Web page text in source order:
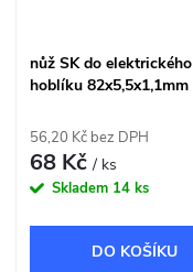
nůž SK do elektrického
hoblíku 82x5,5x1,1mm
56,20 Kč bez DPH
68 Kč/ ks
Skladem 14 ks
DO KOŠÍKU